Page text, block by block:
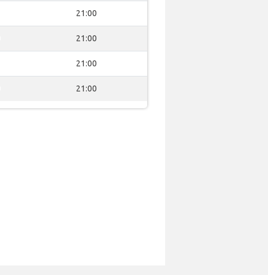
21:00
21:00
21:00
21:00